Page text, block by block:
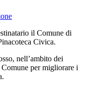
il Comune di
Civica.
nell’ambito dei
per migliorare i